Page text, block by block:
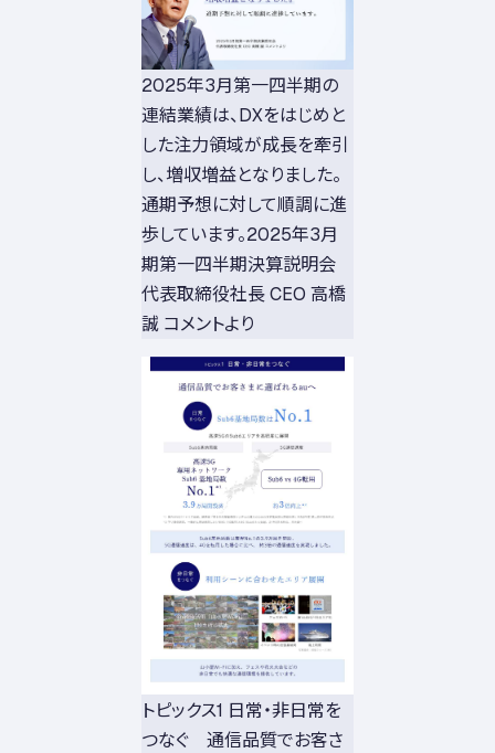
2025年3月第一四半期の
連結業績は、DXをはじめと
した注力領域が成長を牽引
し、増収増益となりました。
通期予想に対して順調に進
歩しています。2025年3月
期第一四半期決算説明会
代表取締役社長 CEO 高橋
誠 コメントより
トピックス1 日常・非日常を
つなぐ 通信品質でお客さ